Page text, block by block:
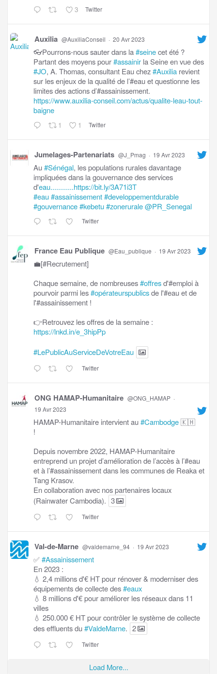
3 Twitter
Auxilia @AuxiliaConseil · 20 Avr 2023
👓Pourrons-nous sauter dans la#seinecet été ?
Partant des moyens pour#assainir la Seine en vue des
#JO, A. Thomas, consultant Eau chez#Auxilia revient
sur les enjeux de la qualité de l’#eau et questionne les
limites des actions d’#assainissement.
https://www.auxilia-conseil.com/actus/qualite-leau-tout-
baigne
1 1 Twitter
Jumelages-Partenariats @J_Pmag · 19 Avr 2023
Au#Sénégal, les populations rurales davantage
impliquées dans la gouvernance des services
d'eau............https://bit.ly/3A71i3T
#eau#assainissement#developpementdurable
#gouvernance#kebetu#zonerurale@PR_Senegal
Twitter
France Eau Publique @Eau_publique · 19 Avr 2023
💼[#Recrutement]
Chaque semaine, de nombreuses#offresd'#emploi à
pourvoir parmi les#opérateurspublicsde l'#eau et de
l'#assainissement !
👉Retrouvez les offres de la semaine :
https://lnkd.in/e_3hipPp
#LePublicAuServiceDeVotreEau
Twitter
ONG HAMAP-Humanitaire @ONG_HAMAP ·
19 Avr 2023
HAMAP-Humanitaire intervient au#Cambodge🇰🇭
!
Depuis novembre 2022, HAMAP-Humanitaire
entreprend un projet d’amélioration de l’accès à l’#eau
et à l’#assainissement dans les communes de Reaka et
Tang Krasov.
En collaboration avec nos partenaires locaux
(Rainwater Cambodia). 3
Twitter
Val-de-Marne @valdemarne_94 · 19 Avr 2023
✅#Assainissement
En 2023 :
💧 2,4 millions d'€ HT pour rénover & moderniser des
équipements de collecte des#eaux
💧 8 millions d'€ pour améliorer les réseaux dans 11
villes
💧 250.000 € HT pour contrôler le système de collecte
des effluents du#ValdeMarne. 2
Twitter
Load More...